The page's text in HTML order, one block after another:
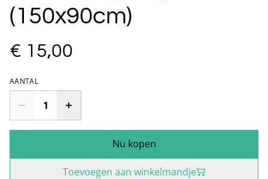
(150x90cm)
€ 15,00
AANTAL
Nu kopen
Toevoegen aan winkelmandje